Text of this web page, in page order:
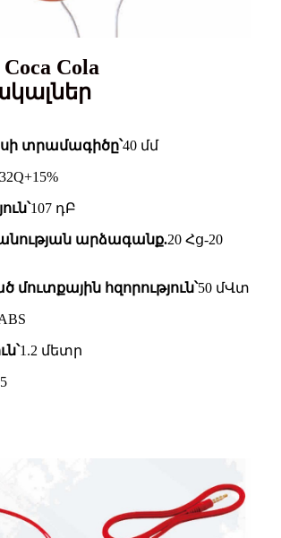
Cola
տրամագիծը՝40 մմ
32Q+15%
107 դԲ
արձագանք.20 Հց-20
հզորություն՝50 մՎտ
1.2 մետր